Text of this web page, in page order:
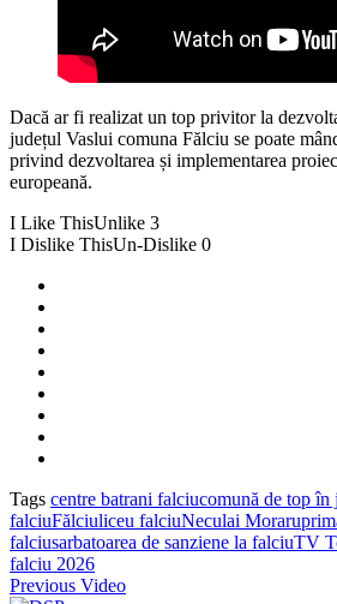
Dacă ar fi realizat un top privitor la
județul Vaslui comuna Fălciu se poate
privind dezvoltarea și implementarea
europeană.
I Like ThisUnlike 3
I Dislike ThisUn-Dislike 0
Tags centre batrani falciucomună de top în
falciuFălciuliceu falciuNeculai Moraru
falciusarbatoarea de sanziene la falciuTV
falciu 2026
Previous Video